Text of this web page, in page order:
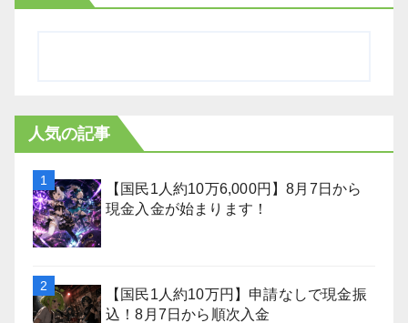
人気の記事
【国民1人約10万6,000円】8月7日から
現金入金が始まります！
【国民1人約10万円】申請なしで現金振
込！8月7日から順次入金